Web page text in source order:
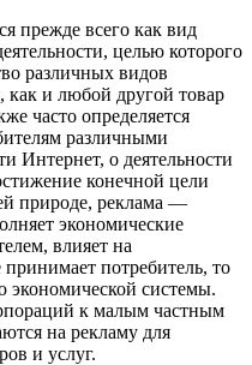
прежде всего как вид
целью которого
различных видов
как и любой другой товар
часто определяется
различными
Интернет, о деятельности
конечной цели
природе, реклама —
экономические
влияет на
потребитель, то
экономической системы.
к малым частным
на рекламу для
и услуг.